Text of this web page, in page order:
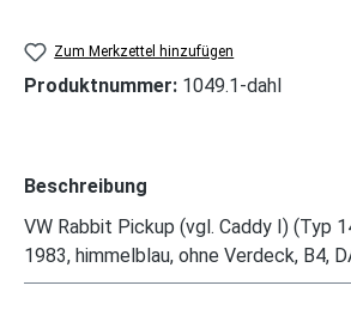
Zum Merkzettel hinzufügen
Produktnummer: 1049.1-dahl
Beschreibung
VW Rabbit Pickup (vgl. Caddy I) (Typ
1983, himmelblau, ohne Verdeck, B4,